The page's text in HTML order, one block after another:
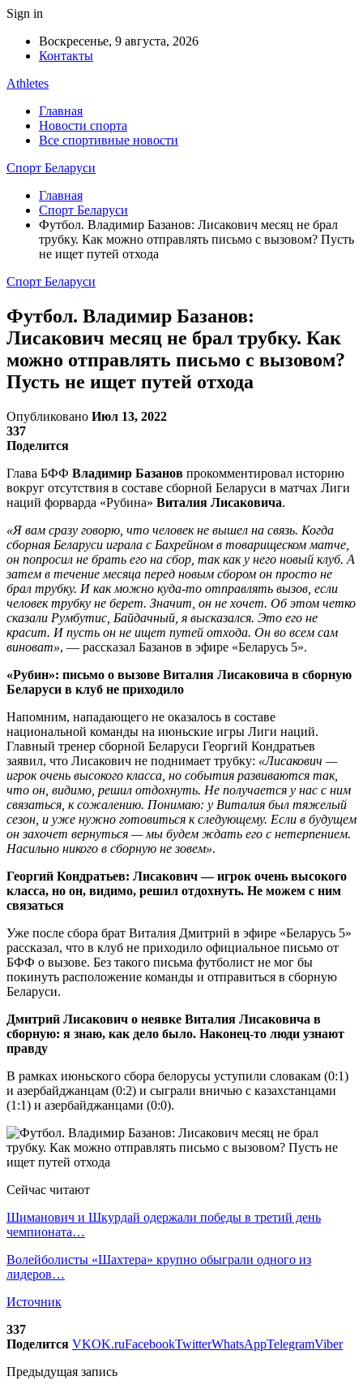
Sign in
Воскресенье, 9 августа, 2026
Контакты
Athletes
Главная
Новости спорта
Все спортивные новости
Спорт Беларуси
Главная
Спорт Беларуси
Футбол. Владимир Базанов: Лисакович месяц не брал
трубку. Как можно отправлять письмо с вызовом? Пусть
не ищет путей отхода
Спорт Беларуси
Футбол. Владимир Базанов:
Лисакович месяц не брал трубку. Как
можно отправлять письмо с вызовом?
Пусть не ищет путей отхода
Опубликовано Июл 13, 2022
337
Поделится
Глава БФФ Владимир Базанов прокомментировал историю
вокруг отсутствия в составе сборной Беларуси в матчах Лиги
наций форварда «Рубина» Виталия Лисаковича.
«Я вам сразу говорю, что человек не вышел на связь. Когда
сборная Беларуси играла с Бахрейном в товарищеском матче,
он попросил не брать его на сбор, так как у него новый клуб. А
затем в течение месяца перед новым сбором он просто не
брал трубку. И как можно куда-то отправлять вызов, если
человек трубку не берет. Значит, он не хочет. Об этом четко
сказали Румбутис, Байдачный, я высказался. Это его не
красит. И пусть он не ищет путей отхода. Он во всем сам
виноват», — рассказал Базанов в эфире «Беларусь 5».
«Рубин»: письмо о вызове Виталия Лисаковича в сборную
Беларуси в клуб не приходило
Напомним, нападающего не оказалось в составе
национальной команды на июньские игры Лиги наций.
Главный тренер сборной Беларуси Георгий Кондратьев
заявил, что Лисакович не поднимает трубку: «Лисакович —
игрок очень высокого класса, но события развиваются так,
что он, видимо, решил отдохнуть. Не получается у нас с ним
связаться, к сожалению. Понимаю: у Виталия был тяжелый
сезон, и уже нужно готовиться к следующему. Если в будущем
он захочет вернуться — мы будем ждать его с нетерпением.
Насильно никого в сборную не зовем».
Георгий Кондратьев: Лисакович — игрок очень высокого
класса, но он, видимо, решил отдохнуть. Не можем с ним
связаться
Уже после сбора брат Виталия Дмитрий в эфире «Беларусь 5»
рассказал, что в клуб не приходило официальное письмо от
БФФ о вызове. Без такого письма футболист не мог бы
покинуть расположение команды и отправиться в сборную
Беларуси.
Дмитрий Лисакович о неявке Виталия Лисаковича в
сборную: я знаю, как дело было. Наконец-то люди узнают
правду
В рамках июньского сбора белорусы уступили словакам (0:1)
и азербайджанцам (0:2) и сыграли вничью с казахстанцами
(1:1) и азербайджанцами (0:0).
Сейчас читают
Шиманович и Шкурдай одержали победы в третий день
чемпионата…
Волейболисты «Шахтера» крупно обыграли одного из
лидеров…
Источник
337
Поделится VKOK.ruFacebookTwitterWhatsAppTelegramViber
Предыдущая запись